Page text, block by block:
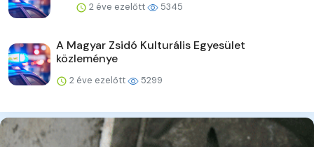
2 éve ezelőtt 5345
A Magyar Zsidó Kulturális Egyesület
közleménye
2 éve ezelőtt 5299